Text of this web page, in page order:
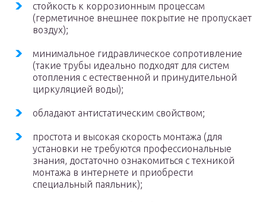
стойкость к коррозионным процессам
(герметичное внешнее покрытие не пропускает
воздух);
минимальное гидравлическое сопротивление
(такие трубы идеально подходят для систем
отопления с естественной и принудительной
циркуляцией воды);
обладают антистатическим свойством;
простота и высокая скорость монтажа (для
установки не требуются профессиональные
знания, достаточно ознакомиться с техникой
монтажа в интернете и приобрести
специальный паяльник);